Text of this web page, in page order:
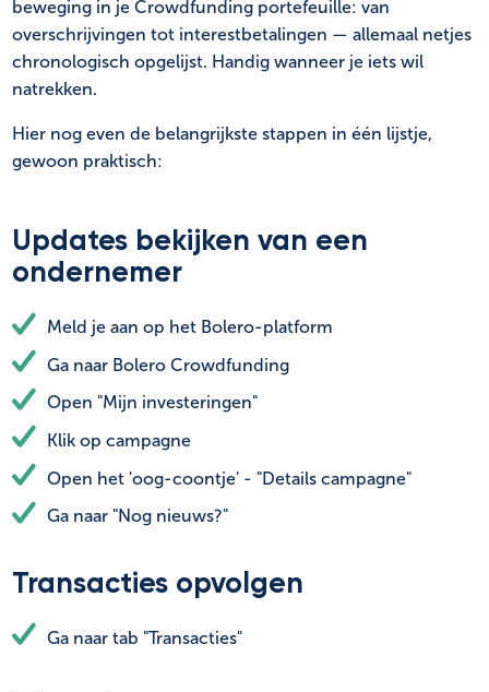
beweging in je Crowdfunding portefeuille: van
overschrijvingen tot interestbetalingen — allemaal netjes
chronologisch opgelijst. Handig wanneer je iets wil
natrekken.
Hier nog even de belangrijkste stappen in één lijstje,
gewoon praktisch:
Updates bekijken van een
ondernemer
Meld je aan op het Bolero-platform
Ga naar Bolero Crowdfunding
Open "Mijn investeringen"
Klik op campagne
Open het 'oog-coontje' - "Details campagne"
Ga naar "Nog nieuws?"
Transacties opvolgen
Ga naar tab "Transacties"